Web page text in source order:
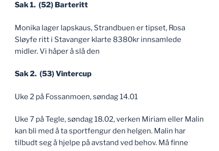
Sak 1. (52) Barteritt
Monika lager lapskaus, Strandbuen er tipset, Rosa
Sløyfe ritt i Stavanger klarte 8380kr innsamlede
midler. Vi håper å slå den
Sak 2. (53) Vintercup
Uke 2 på Fossanmoen, søndag 14.01
Uke 7 på Tegle, søndag 18.02, verken Miriam eller Malin
kan bli med å ta sportfengur den helgen. Malin har
tilbudt seg å hjelpe på avstand ved behov. Må finne